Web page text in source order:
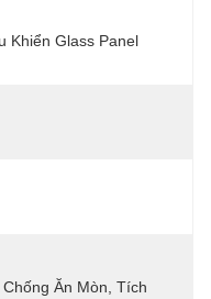
Khiển Glass Panel
Ăn Mòn, Tích